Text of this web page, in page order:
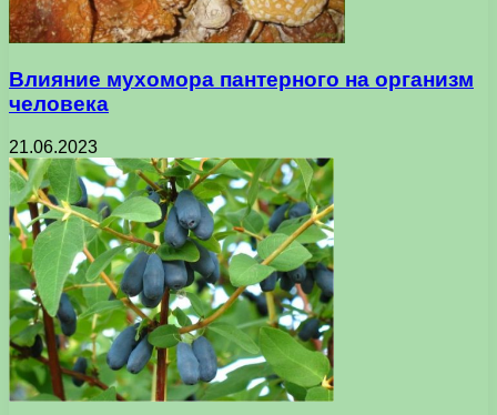
Влияние мухомора пантерного на организм
человека
21.06.2023